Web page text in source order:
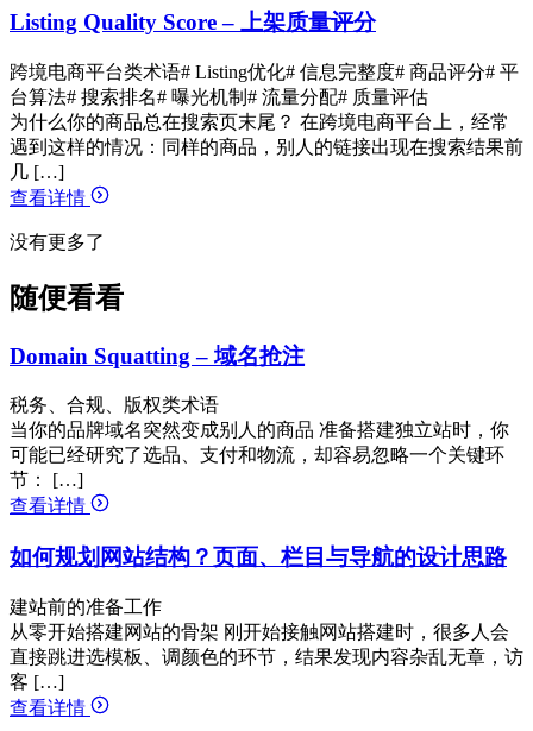
Listing Quality Score – 上架质量评分
跨境电商平台类术语# Listing优化# 信息完整度# 商品评分# 平
台算法# 搜索排名# 曝光机制 # 流量分配# 质量评估
为什么你的商品总在搜索页末尾？ 在跨境电商平台上，经常
遇到这样的情况：同样的商品，别人的链接出现在搜索结果前
几 […]
查看详情
没有更多了
随便看看
Domain Squatting – 域名抢注
税务、合规、版权类术语
当你的品牌域名突然变成别人的商品 准备搭建独立站时，你
可能已经研究了选品、支付和物流，却容易忽略一个关键环
节： […]
查看详情
如何规划网站结构？页面、栏目与导航的设计思路
建站前的准备工作
从零开始搭建网站的骨架 刚开始接触网站搭建时，很多人会
直接跳进选模板、调颜色的环节，结果发现内容杂乱无章，访
客 […]
查看详情